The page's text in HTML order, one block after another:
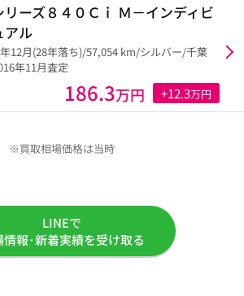
リーズ８４０Ｃｉ Ｍ－インディビ
アル
12月(28年落ち)/57,054 km/シルバー/千葉
年11月査定
186.3万円 +12.3万円
※買取相場価格は当時
LINEで
情報･新着実績を受け取る